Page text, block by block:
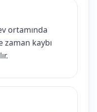
ortamında
kaybı